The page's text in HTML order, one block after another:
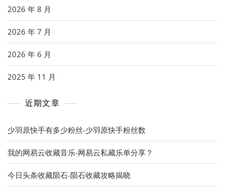
2026 年 8 月
2026 年 7 月
2026 年 6 月
2025 年 11 月
近期文章
少羽原快手有多少粉丝-少羽原快手粉丝数
我的网易云收藏音乐-网易云私藏乐单分享？
今日头条收藏陨石-陨石收藏攻略揭晓